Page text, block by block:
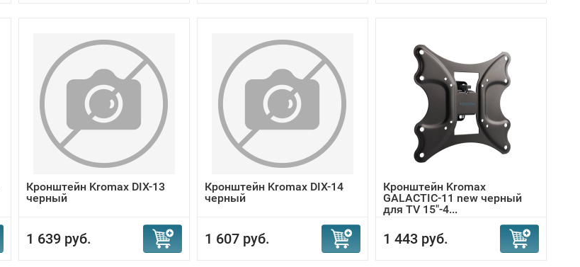
Кронштейн Kromax DIX-13
черный
1 639 руб.
Кронштейн Kromax DIX-14
черный
1 607 руб.
Кронштейн Kromax
GALACTIC-11 new черный
для TV 15"-4...
1 443 руб.